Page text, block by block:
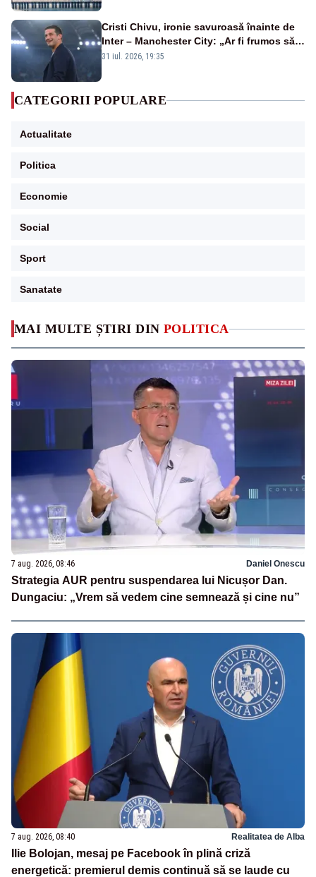
MAI MULTE ȘTIRI DIN POLITICA
7 aug. 2026, 08:46 Daniel Onescu
Strategia AUR pentru suspendarea lui Nicușor Dan.
Dungaciu: „Vrem să vedem cine semnează și cine nu”
7 aug. 2026, 08:40 Realitatea de Alba
Ilie Bolojan, mesaj pe Facebook în plină criză
energetică: premierul demis continuă să se laude cu
Cristi Chivu, ironie savuroasă înainte de
Inter – Manchester City: „Ar fi frumos să
mai cumpărați și de la noi”
31 iul. 2026, 19:35
CATEGORII POPULARE
Actualitate
Politica
Economie
Social
Sport
Sanatate